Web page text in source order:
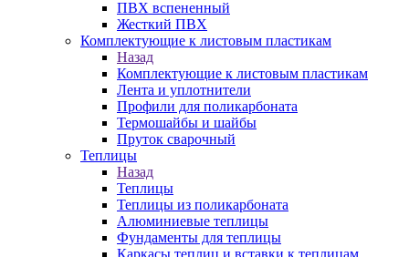
ПВХ вспененный
Жесткий ПВХ
Комплектующие к листовым пластикам
Назад
Комплектующие к листовым пластикам
Лента и уплотнители
Профили для поликарбоната
Термошайбы и шайбы
Пруток сварочный
Теплицы
Назад
Теплицы
Теплицы из поликарбоната
Алюминиевые теплицы
Фундаменты для теплицы
Каркасы теплиц и вставки к теплицам